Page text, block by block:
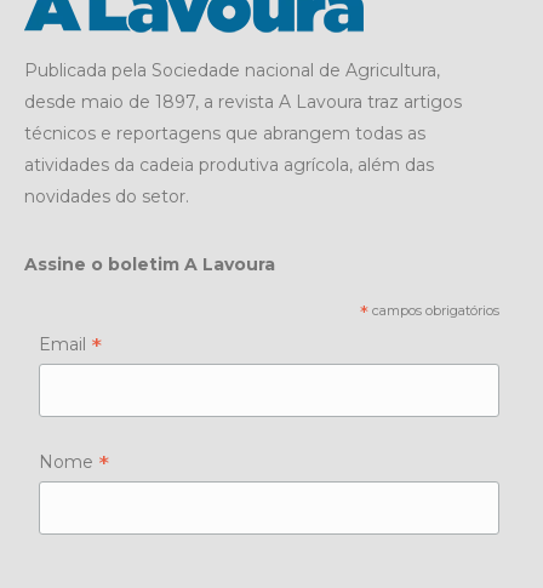
Publicada pela Sociedade nacional de Agricultura,
desde maio de 1897, a revista A Lavoura traz artigos
técnicos e reportagens que abrangem todas as
atividades da cadeia produtiva agrícola, além das
novidades do setor.
Assine o boletim A Lavoura
* campos obrigatórios
Email *
Nome *